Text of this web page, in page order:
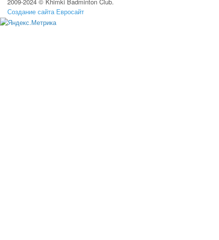
Создание сайта Евросайт